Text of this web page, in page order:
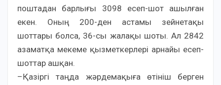
поштадан барлығы 3098 есеп-шот ашылған
екен. Оның 200-ден астамы зейнетақы
шоттары болса, 36-сы жалақы шоты. Ал 2842
азаматқа мекеме қызметкерлері арнайы есеп-
шоттар ашқан.
–Қазіргі таңда жәрдемақыға өтініш берген